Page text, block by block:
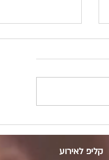
קליפ לאירוע